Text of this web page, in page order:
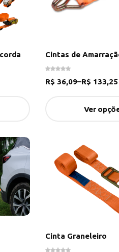
Cintas de
R$ 36,09–R$ 133,25
Ver
Cinta Graneleiro